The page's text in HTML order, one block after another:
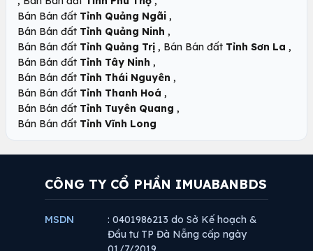
Bán Bán đất Tỉnh Quảng Ngãi ,
Bán Bán đất Tỉnh Quảng Ninh ,
Bán Bán đất Tỉnh Quảng Trị , Bán Bán đất Tỉnh Sơn La ,
Bán Bán đất Tỉnh Tây Ninh ,
Bán Bán đất Tỉnh Thái Nguyên ,
Bán Bán đất Tỉnh Thanh Hoá ,
Bán Bán đất Tỉnh Tuyên Quang ,
Bán Bán đất Tỉnh Vĩnh Long
CÔNG TY CỔ PHẦN IMUABANBDS
MSDN
: 0401986213 do Sở Kế hoạch &
Đầu tư TP Đà Nẵng cấp ngày